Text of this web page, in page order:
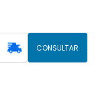
CONSULTAR